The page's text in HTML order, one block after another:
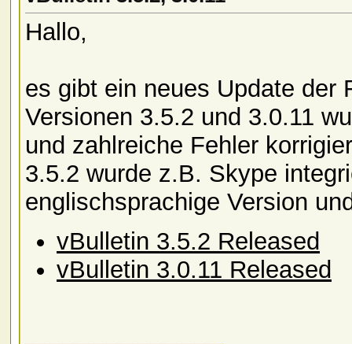
Hallo,
es gibt ein neues Update der
Versionen 3.5.2 und 3.0.11
und zahlreiche Fehler
3.5.2 wurde z.B. Skype
englischsprachige Version
vBulletin 3.5.2 Released
vBulletin 3.0.11 Released